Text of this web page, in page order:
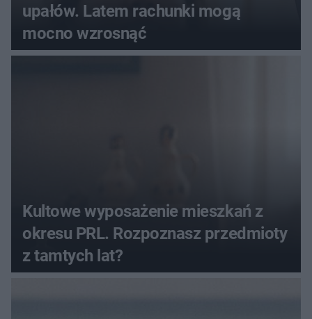
upałów. Latem rachunki mogą
mocno wzrosnąć
Kultowe wyposażenie mieszkań z
okresu PRL. Rozpoznasz przedmioty
z tamtych lat?